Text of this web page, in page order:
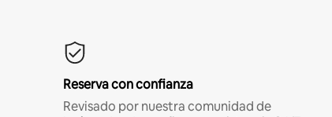
Reserva con confianza
Revisado por nuestra comunidad de